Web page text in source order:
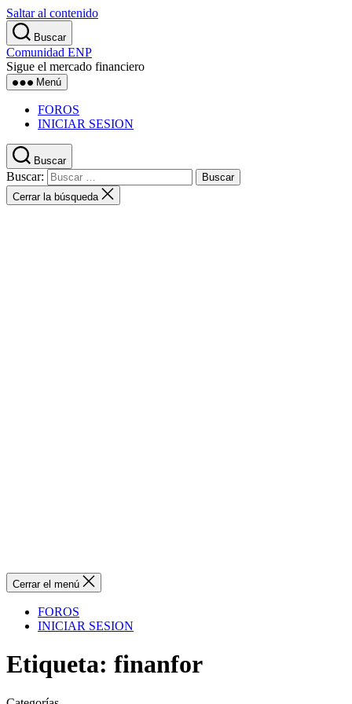
Saltar al contenido
Buscar
Comunidad ENP
Sigue el mercado financiero
Menú
FOROS
INICIAR SESION
Buscar
Buscar:
Cerrar la búsqueda
Cerrar el menú
FOROS
INICIAR SESION
Etiqueta: finanfor